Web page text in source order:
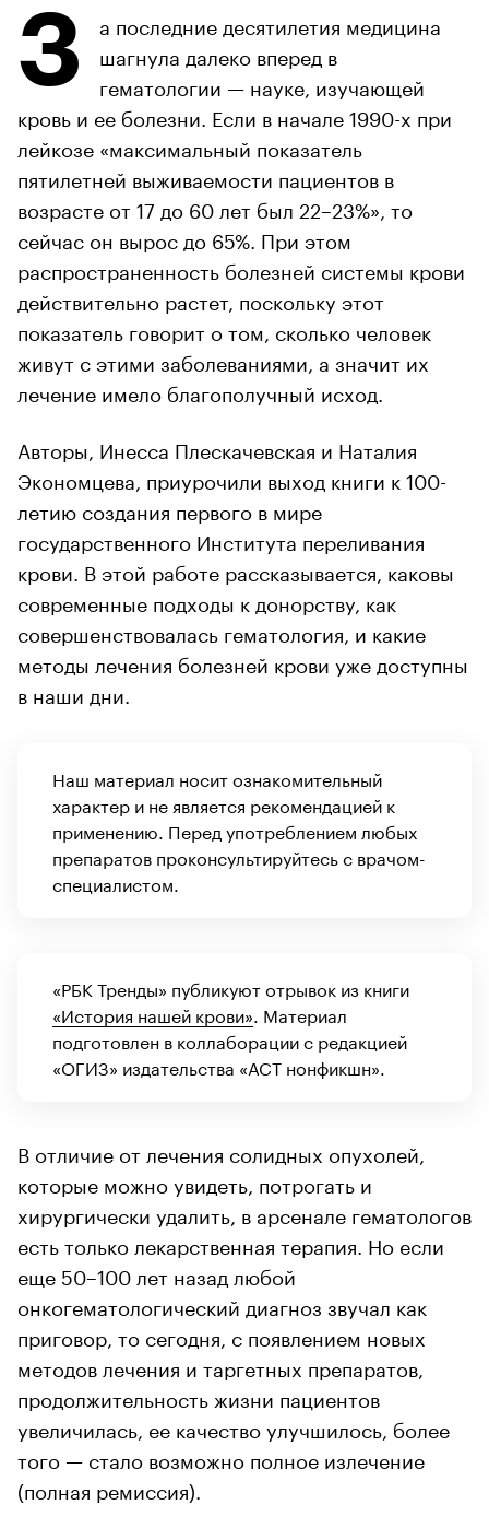
З
а последние десятилетия медицина
шагнула далеко вперед в
гематологии — науке, изучающей
кровь и ее болезни. Если в начале 1990-х при
лейкозе «максимальный показатель
пятилетней выживаемости пациентов в
возрасте от 17 до 60 лет был 22–23%», то
сейчас он вырос до 65%. При этом
распространенность болезней системы крови
действительно растет, поскольку этот
показатель говорит о том, сколько человек
живут с этими заболеваниями, а значит их
лечение имело благополучный исход.
Авторы, Инесса Плескачевская и Наталия
Экономцева, приурочили выход книги к 100-
летию создания первого в мире
государственного Института переливания
крови. В этой работе рассказывается, каковы
современные подходы к донорству, как
совершенствовалась гематология, и какие
методы лечения болезней крови уже доступны
в наши дни.
Наш материал носит ознакомительный
характер и не является рекомендацией к
применению. Перед употреблением любых
препаратов проконсультируйтесь с врачом-
специалистом.
«РБК Тренды» публикуют отрывок из книги
«История нашей крови» . Материал
подготовлен в коллаборации с редакцией
«ОГИЗ» издательства «АСТ нонфикшн».
В отличие от лечения солидных опухолей,
которые можно увидеть, потрогать и
хирургически удалить, в арсенале гематологов
есть только лекарственная терапия. Но если
еще 50–100 лет назад любой
онкогематологический диагноз звучал как
приговор, то сегодня, с появлением новых
методов лечения и таргетных препаратов,
продолжительность жизни пациентов
увеличилась, ее качество улучшилось, более
того — стало возможно полное излечение
(полная ремиссия).